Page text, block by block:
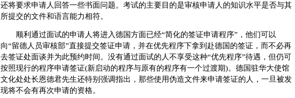
还将要求申请人回答一些书面问题。考试的主要目的是审核申请人的知识水平是否与其
所提交的文件和语言能力相符。
顺利通过面试的申请人将进入德国方面已经“简化的签证申请程序”，他们可以
向“留德人员审核部”直接提交签证申请，并在优先程序下拿到赴德国的签证，而不必再
去签证处面谈并为此预约时间。没有通过面试的人不享受这种“优先程序”待遇，但仍可
按照现行的程序申请签证(新启动的程序与原有的程序有一个过渡期)。德国驻华大使馆
文化处处长恩德君先生还特别强调指出，那些使用伪造文件来申请签证的人，一旦被发
现将不会有再次申请的资格。